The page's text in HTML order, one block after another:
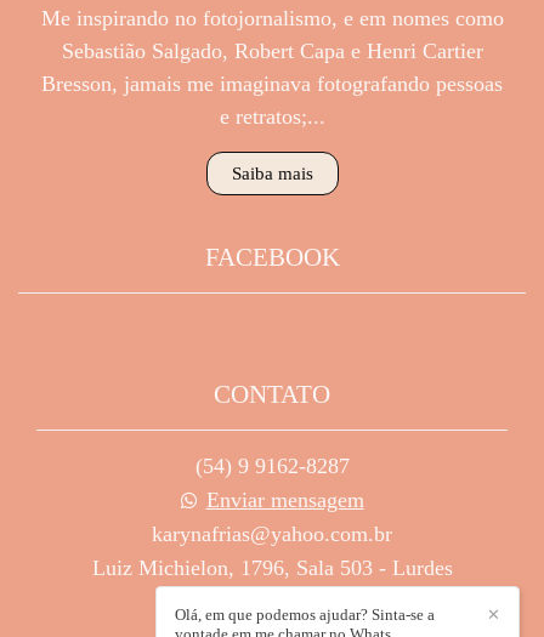
Me inspirando no fotojornalismo, e em nomes como
Sebastião Salgado, Robert Capa e Henri Cartier
Bresson, jamais me imaginava fotografando pessoas
e retratos;...
Saiba mais
FACEBOOK
CONTATO
(54) 9 9162-8287
Enviar mensagem
karynafrias@yahoo.com.br
Luiz Michielon, 1796, Sala 503 - Lurdes
✕
Olá, em que podemos ajudar? Sinta-se a